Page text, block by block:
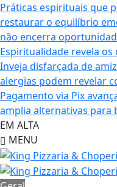
Práticas espirituais que
restaurar o equilíbrio
não encerra
Espiritualidade revela os
Inveja disfarçada de
alergias podem revelar
Pagamento via Pix
amplia alternativas para
EM ALTA
MENU